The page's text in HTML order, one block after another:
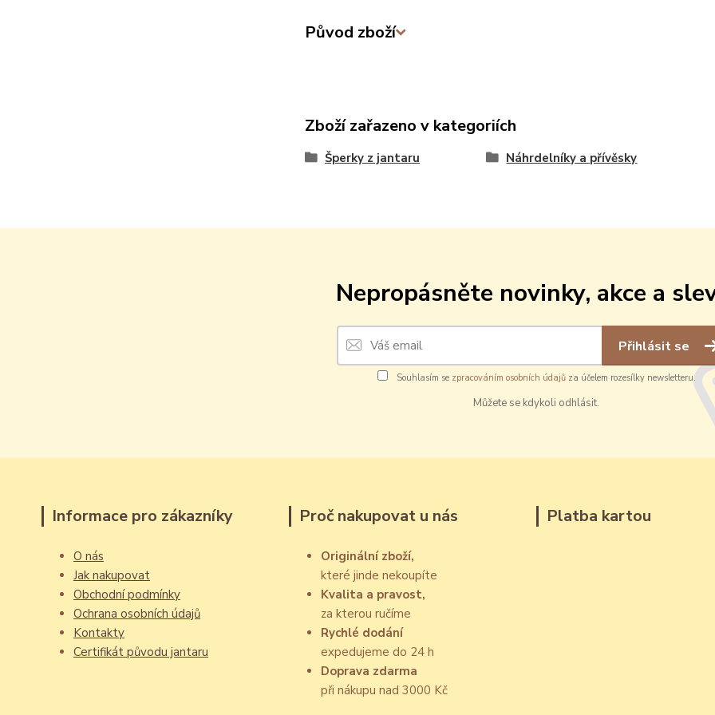
Původ zboží
Zboží zařazeno v kategoriích
Šperky z jantaru Náhrdelníky a přívěsky
Nepropásněte novinky, akce a
Přihlásit se
Souhlasím se zpracováním osobních údajůza účelem rozesílky newsletteru.
Můžete se kdykoli odhlásit.
Informace pro zákazníky
O nás
Jak nakupovat
Obchodní podmínky
Ochrana osobních údajů
Kontakty
Certifikát původu jantaru
Proč nakupovat u nás
Originální zboží,
které jinde nekoupíte
Kvalita a pravost,
za kterou ručíme
Rychlé dodání
expedujeme do 24 h
Doprava zdarma
při nákupu nad 3000 Kč
Platba kartou